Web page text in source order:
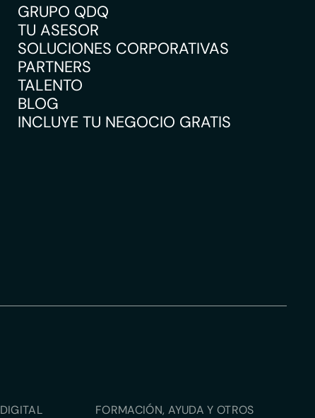
GRUPO QDQ
TU ASESOR
SOLUCIONES CORPORATIVAS
PARTNERS
TALENTO
BLOG
INCLUYE TU NEGOCIO GRATIS
FORMACIÓN, AYUDA Y OTROS